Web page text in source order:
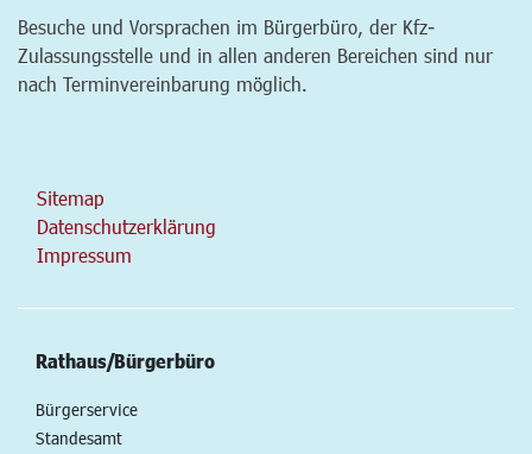
Besuche und Vorsprachen im Bürgerbüro, der Kfz-
Zulassungsstelle und in allen anderen Bereichen sind nur
nach Terminvereinbarung möglich.
Sitemap
Datenschutzerklärung
Impressum
Rathaus/Bürgerbüro
Bürgerservice
Standesamt